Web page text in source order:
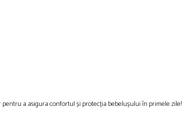
a asigura confortul și protecția bebelușului în primele zile!